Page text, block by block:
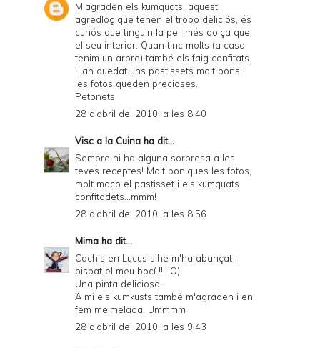
M'agraden els kumquats, aquest
agredloç que tenen el trobo deliciós, és
curiós que tinguin la pell més dolça que
el seu interior. Quan tinc molts (a casa
tenim un arbre) també els faig confitats.
Han quedat uns pastissets molt bons i
les fotos queden precioses.
Petonets
28 d’abril del 2010, a les 8:40
Visc a la Cuina ha dit...
Sempre hi ha alguna sorpresa a les
teves receptes! Molt boniques les fotos,
molt maco el pastisset i els kumquats
confitadets...mmm!
28 d’abril del 2010, a les 8:56
Mima ha dit...
Cachis en Lucus s'he m'ha abançat i
pispat el meu bocí !!! :O)
Una pinta deliciosa.
A mi els kumkusts també m'agraden i en
fem melmelada. Ummmm
28 d’abril del 2010, a les 9:43